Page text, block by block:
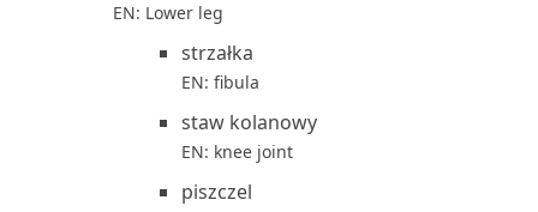
EN: Lower leg
strzałka
EN: fibula
staw kolanowy
EN: knee joint
piszczel